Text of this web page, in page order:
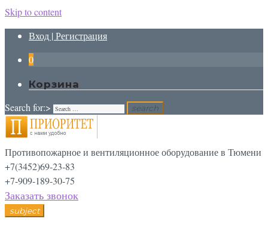
Skip to content
Вход | Регистрация
0
Корзина
Search for:> search
Противопожарное и вентиляционное оборудование в Тюмени
+7(3452)69-23-83
+7-909-189-30-75
Заказать звонок
subject